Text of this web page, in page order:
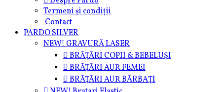
Termeni și condiții
Contact
PARDO SILVER
NEW! GRAVURĂ LASER
BRĂȚĂRI COPII & BEBELUȘI
BRĂȚĂRI AUR FEMEI
BRĂȚĂRI AUR BĂRBAȚI